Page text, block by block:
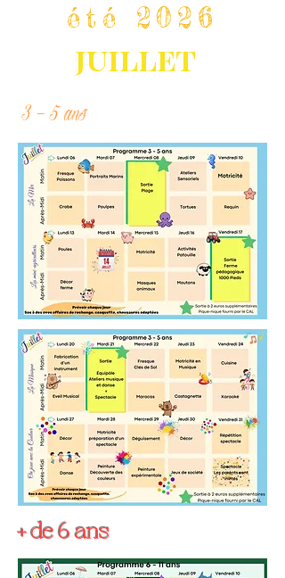
été 2026
JUILLET
3 - 5 ans
+ de 6 ans